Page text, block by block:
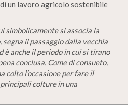
un lavoro agricolo sostenibile
simbolicamente si associa la
il passaggio dalla vecchia
è anche il periodo in cui si tirano
conclusa. Come di consueto,
colto l’occasione per fare il
colture in una